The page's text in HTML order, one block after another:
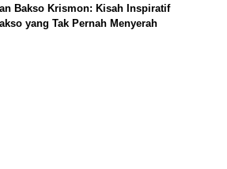
Bakso Krismon: Kisah Inspiratif
yang Tak Pernah Menyerah